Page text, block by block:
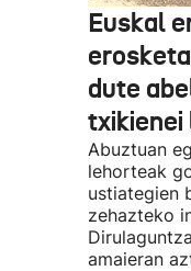
Euskal
dute
txikienei
Abuztuan
lehorteak
ustiategien
zehazteko
amaieran